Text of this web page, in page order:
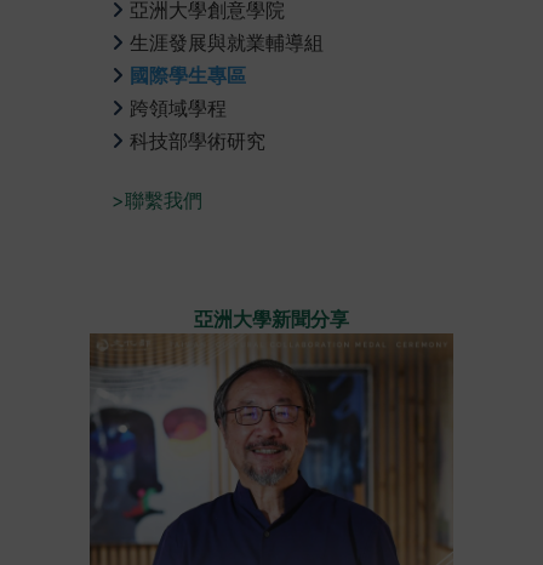
亞洲大學創意學院
生涯發展與就業輔導組
國際學生專區
跨領域學程
科技部學術研究
>聯繫我們
亞洲大學新聞分享